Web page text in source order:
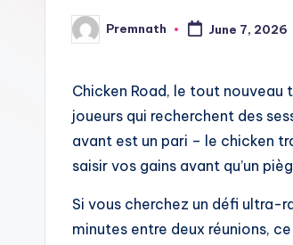
Posted
by
Premnath June 7, 2026
Chicken Road, le tout nouveau
joueurs qui recherchent des
avant est un pari – le chicken
saisir vos gains avant qu’un
Si vous cherchez un défi ultra-
minutes entre deux réunions,